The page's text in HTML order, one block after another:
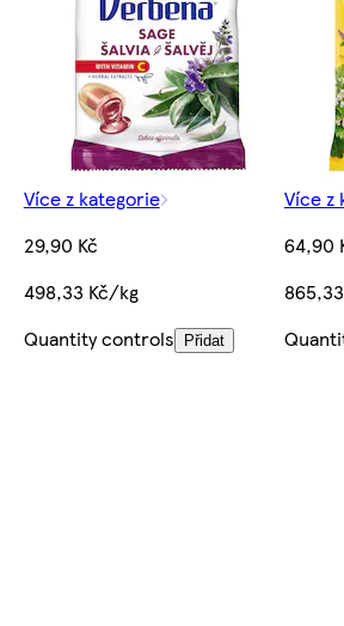
Více z kategorie
29,90 Kč
498,33 Kč/kg
Quantity controls
Přidat
Více z
64,90